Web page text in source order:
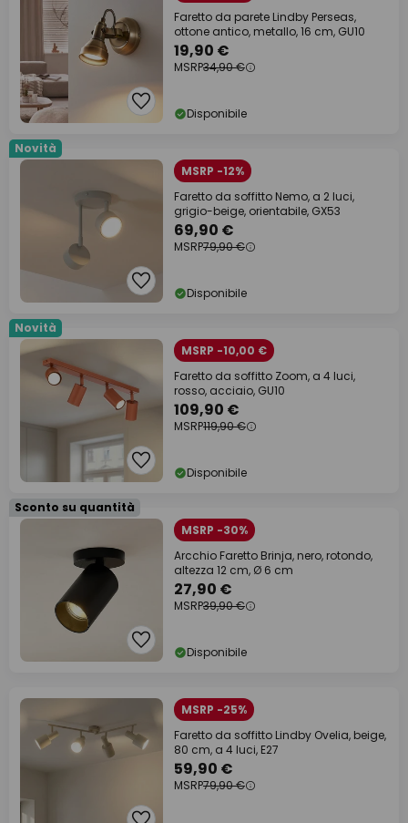
Faretto da parete Lindby Perseas,
ottone antico, metallo, 16 cm, GU10
19,90 €
MSRP34,90 €
Disponibile
Novità
MSRP -12%
Faretto da soffitto Nemo, a 2 luci,
grigio-beige, orientabile, GX53
69,90 €
MSRP79,90 €
Disponibile
Novità
MSRP -10,00 €
Faretto da soffitto Zoom, a 4 luci,
rosso, acciaio, GU10
109,90 €
MSRP119,90 €
Disponibile
Sconto su quantità
MSRP -30%
Arcchio Faretto Brinja, nero, rotondo,
altezza 12 cm, Ø 6 cm
27,90 €
MSRP39,90 €
Disponibile
MSRP -25%
Faretto da soffitto Lindby Ovelia, beige,
80 cm, a 4 luci, E27
59,90 €
MSRP79,90 €